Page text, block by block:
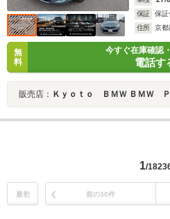
保証
保証
住所
京都
無
料
今すぐ在庫確認
電話す
販売店： Ｋｙｏｔｏ ＢＭＷ ＢＭＷ Ｐｒｅｍ
1/
最初 前の30件